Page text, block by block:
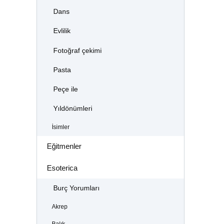
Dans
Evlilik
Fotoğraf çekimi
Pasta
Peçe ile
Yıldönümleri
İsimler
Eğitmenler
Esoterica
Burç Yorumları
Akrep